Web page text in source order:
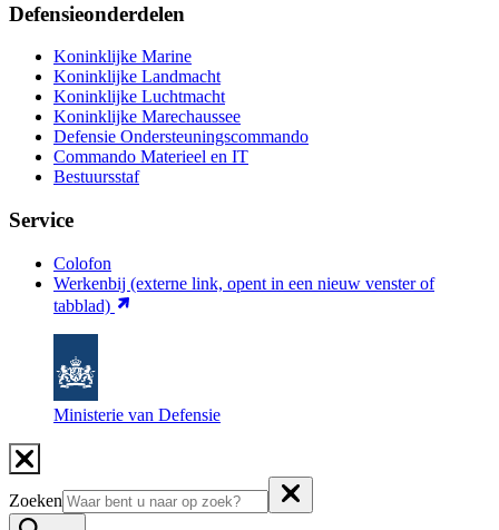
Defensieonderdelen
Koninklijke Marine
Koninklijke Landmacht
Koninklijke Luchtmacht
Koninklijke Marechaussee
Defensie Ondersteuningscommando
Commando Materieel en IT
Bestuursstaf
Service
Colofon
Werkenbij (externe link, opent in een nieuw venster of
tabblad)
Ministerie van Defensie
Zoeken